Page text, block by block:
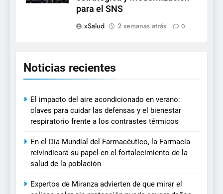
para el SNS
xSalud
2 semanas atrás 0
Noticias recientes
El impacto del aire acondicionado en verano:
claves para cuidar las defensas y el bienestar
respiratorio frente a los contrastes térmicos
En el Día Mundial del Farmacéutico, la Farmacia
reivindicará su papel en el fortalecimiento de la
salud de la población
Expertos de Miranza advierten de que mirar el